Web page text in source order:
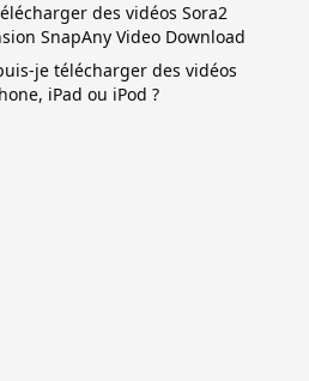
des vidéos Sora2
SnapAny Video Download
je télécharger des vidéos
iPad ou iPod ?